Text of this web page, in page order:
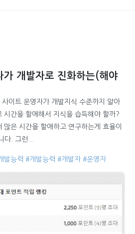
가 개발자로 진화하는(해야
이트 운영자가 개발지식 수준까지 알아
시간을 할애해서 지식을 습득해야 할까?
많은 시간을 할애하고 연구하는게 효율이
다. 그런...
발능력 #개발능력 #개발자 #운영자